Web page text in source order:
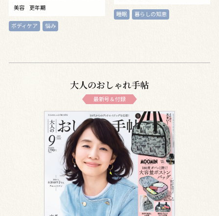
美容 更年期
ボディケア 悩み
睡眠 暮らしの知恵
大人のおしゃれ手帖
最新号＆付録